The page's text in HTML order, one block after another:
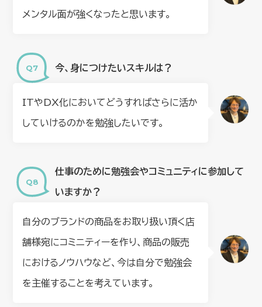
メンタル面が強くなったと思います。
今、身につけたいスキルは？
ITやDX化においてどうすればさらに活か
していけるのかを勉強したいです。
仕事のために勉強会やコミュニティに参加して
いますか？
自分のブランドの商品をお取り扱い頂く店
舗様宛にコミニティーを作り、商品の販売
におけるノウハウなど、今は自分で勉強会
を主催することを考えています。